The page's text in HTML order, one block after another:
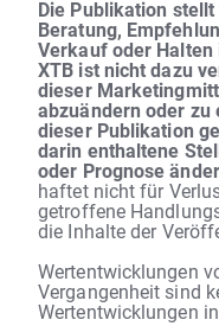
Die Publikation
Beratung,
Verkauf oder
XTB ist nicht dazu
dieser
abzuändern oder zu
dieser Publikation
darin enthaltene
oder Prognose
haftet nicht für
getroffene
die Inhalte der
Wertentwicklungen
Vergangenheit sind
Wertentwicklungen